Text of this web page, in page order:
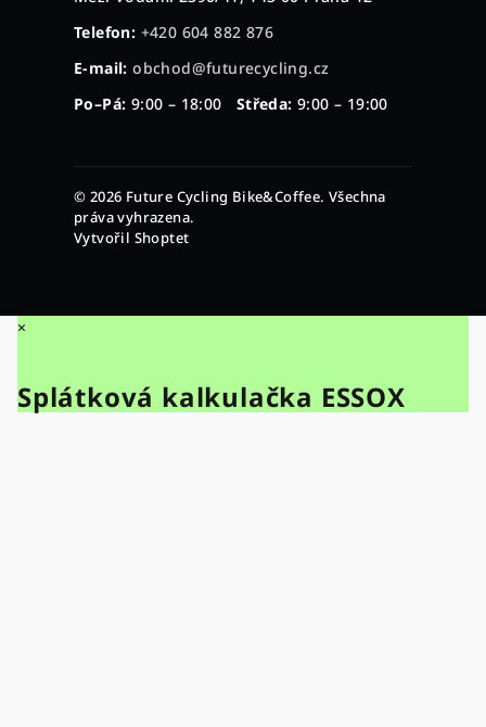
Telefon: +420 604 882 876
E-mail: obchod@futurecycling.cz
Po–Pá: 9:00 – 18:00 Středa: 9:00 – 19:00
© 2026 Future Cycling Bike&Coffee. Všechna
práva vyhrazena.
Vytvořil Shoptet
×
Splátková kalkulačka ESSOX